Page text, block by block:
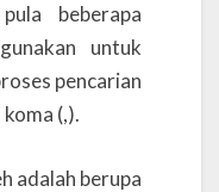
beberapa
untuk
pencarian
(,).
adalah berupa